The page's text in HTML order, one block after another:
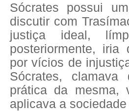
Sócrates possui
discutir com
justiça ideal,
posteriormente, iria
por vícios de
Sócrates,
prática da mesma,
aplicava a